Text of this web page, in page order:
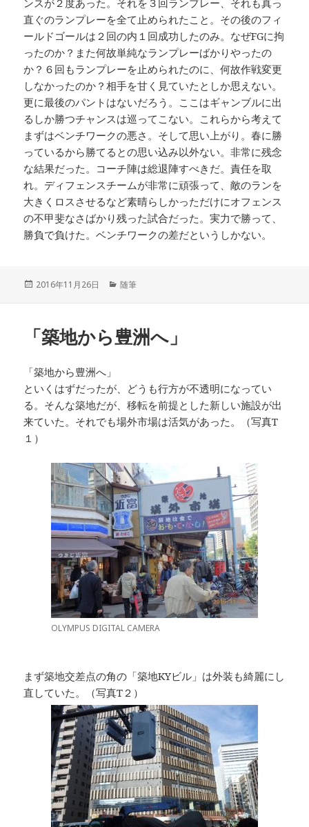
直ぐのランプレーを全て止められたこと。その後のフィ
ールドゴールは２回の内１回成功したのみ。なぜFGに拘
ったのか？また何故単純なランプレーばかりやったの
か？６回もランプレーを止められたのに、何故作戦変更
しなかったのか？相手を甘く見ていたとしか思えない。
更に最後のパントはないだろう。ここはギャンブルに出
るしか勝つチャンスは巡ってこない。これらから考えて
まずはベンチワークの悪さ。そして思い上がり。春に勝
っているから勝てるとの思い込み以外ない。非常に残念
な結果だった。コーチ陣は総退陣すべきだ。責任を取
れ。ディフェンスチームが非常に頑張って、敵のランを
大きくロスさせるなど素晴らしかっただけにオフェンス
の不甲斐なさばかり残った試合だった。実力で勝って、
勝負で負けた。ベンチワークの差だというしかない。
投
2016年11月26日
カ
ー
随筆
「築地から豊洲へ」
「築地から豊洲へ」
といくはずだったが、どうも行方が不透明になってい
る。そんな築地だが、移転を前提とした新しい施設が出
来ていた。それでも場外市場は活気があった。（写真T
１）
OLYMPUS DIGITAL CAMERA
まず築地交差点の角の「築地KYビル」は外装も綺麗にし
直していた。（写真T２）